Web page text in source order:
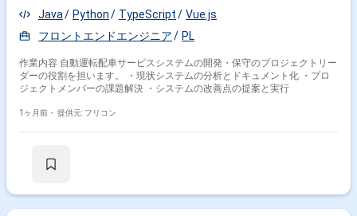
Java
Python TypeScript
Vue.js
フロントエンドエンジニア
PL
作業内容 自動運転配車サービスシステムの開発・保守のプロジェクトリー
ダーの役割を担います。 ・現状システムの分析とドキュメント化 ・プロ
ジェクトメンバーの課題解決 ・システムの改善点の提案と実行
1ヶ月前・ 提供元: フリコン